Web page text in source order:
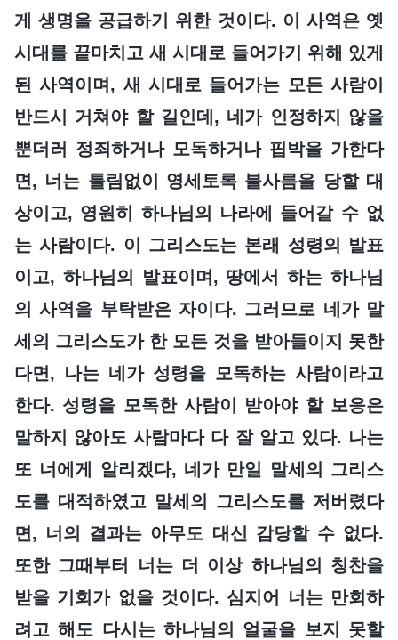
게 생명을 공급하기 위한 것이다. 이 사역은 옛
시대를 끝마치고 새 시대로 들어가기 위해 있게
된 사역이며, 새 시대로 들어가는 모든 사람이
반드시 거쳐야 할 길인데, 네가 인정하지 않을
뿐더러 정죄하거나 모독하거나 핍박을 가한다
면, 너는 틀림없이 영세토록 불사름을 당할 대
상이고, 영원히 하나님의 나라에 들어갈 수 없
는 사람이다. 이 그리스도는 본래 성령의 발표
이고, 하나님의 발표이며, 땅에서 하는 하나님
의 사역을 부탁받은 자이다. 그러므로 네가 말
세의 그리스도가 한 모든 것을 받아들이지 못한
다면, 나는 네가 성령을 모독하는 사람이라고
한다. 성령을 모독한 사람이 받아야 할 보응은
말하지 않아도 사람마다 다 잘 알고 있다. 나는
또 너에게 알리겠다, 네가 만일 말세의 그리스
도를 대적하였고 말세의 그리스도를 저버렸다
면, 너의 결과는 아무도 대신 감당할 수 없다.
또한 그때부터 너는 더 이상 하나님의 칭찬을
받을 기회가 없을 것이다. 심지어 너는 만회하
려고 해도 다시는 하나님의 얼굴을 보지 못할